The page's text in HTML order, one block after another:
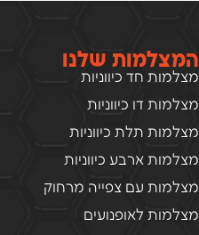
המצלמות שלנו
מצלמות חד כיווניות
מצלמות דו כיווניות
מצלמות תלת כיווניות
מצלמות ארבע כיווניות
מצלמות עם צפייה מרחוק
מצלמות לאופנועים